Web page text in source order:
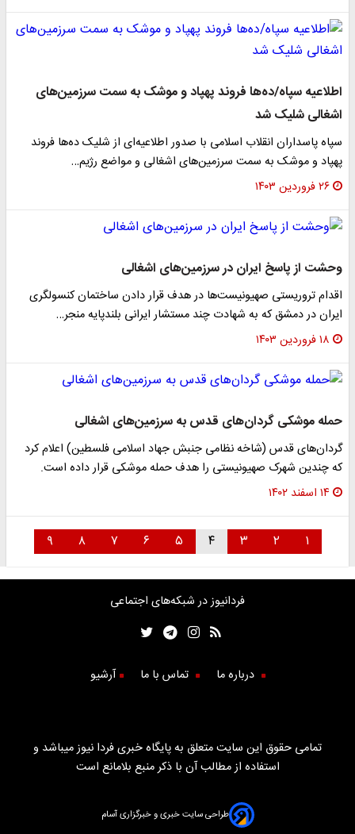
اطلاعیه سپاه/ده‌ها فروند پهپاد و موشک به سمت سرزمین‌های
اشغالی شلیک شد
سپاه پاسداران انقلاب اسلامی با صدور اطلاعیه‌ای از شلیک ده‌ها فروند
پهپاد و موشک به سمت سرزمین‌های اشغالی و مواضع رژیم…
۲۶ فروردین ۱۴۰۳
وحشت از پاسخ ایران در سرزمین‌های اشغالی
اقدام تروریستی صهیونیست‌ها در هدف قرار دادن ساختمان کنسولگری
ایران در دمشق که به شهادت چند مستشار ایرانی بلندپایه منجر…
۱۸ فروردین ۱۴۰۳
حمله موشکی گردان‌های قدس به سرزمین‌های اشغالی
گردان‌های قدس (شاخه نظامی جنبش جهاد اسلامی فلسطین) اعلام کرد
که چندین شهرک صهیونیستی را هدف حمله موشکی قرار داده است.
۱۴ اسفند ۱۴۰۲
۱ ۲ ۳ ۴ ۵ ۶ ۷ ۸ ۹
فردانیوز در شبکه‌های اجتماعی
درباره ما تماس با ما آرشیو
تمامی حقوق این سایت متعلق به پایگاه خبری فردا نیوز میباشد و
استفاده از مطالب آن با ذکر منبع بلامانع است
طراحی سایت خبری و خبرگزاری آسام